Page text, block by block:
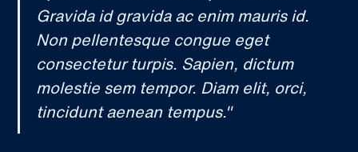
Gravida id gravida ac enim mauris id.
Non pellentesque congue eget
consectetur turpis. Sapien, dictum
molestie sem tempor. Diam elit, orci,
tincidunt aenean tempus."